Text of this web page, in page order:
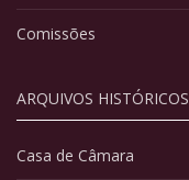
Comissões
ARQUIVOS HISTÓRICOS
Casa de Câmara